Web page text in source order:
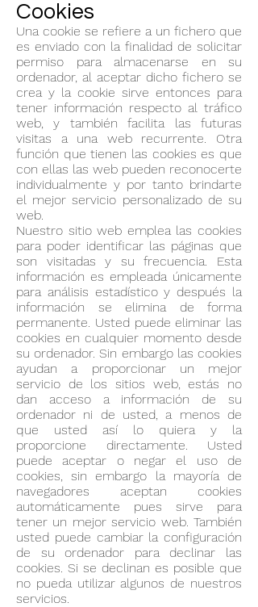
Cookies
Una cookie se refiere a un fichero que
es enviado con la finalidad de solicitar
permiso para almacenarse en su
ordenador, al aceptar dicho fichero se
crea y la cookie sirve entonces para
tener información respecto al tráfico
web, y también facilita las futuras
visitas a una web recurrente. Otra
función que tienen las cookies es que
con ellas las web pueden reconocerte
individualmente y por tanto brindarte
el mejor servicio personalizado de su
web.
Nuestro sitio web emplea las cookies
para poder identificar las páginas que
son visitadas y su frecuencia. Esta
información es empleada únicamente
para análisis estadístico y después la
información se elimina de forma
permanente. Usted puede eliminar las
cookies en cualquier momento desde
su ordenador. Sin embargo las cookies
ayudan a proporcionar un mejor
servicio de los sitios web, estás no
dan acceso a información de su
ordenador ni de usted, a menos de
que usted así lo quiera y la
proporcione directamente. Usted
puede aceptar o negar el uso de
cookies, sin embargo la mayoría de
navegadores aceptan cookies
automáticamente pues sirve para
tener un mejor servicio web. También
usted puede cambiar la configuración
de su ordenador para declinar las
cookies. Si se declinan es posible que
no pueda utilizar algunos de nuestros
servicios.